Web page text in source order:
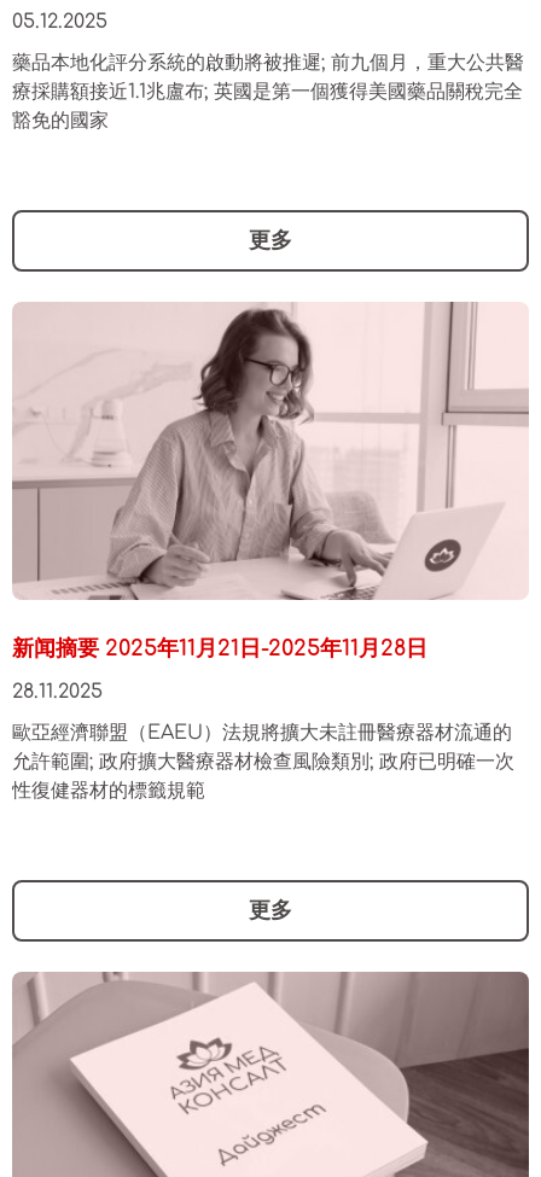
05.12.2025
藥品本地化評分系統的啟動將被推遲; 前九個月，重大公共醫
療採購額接近1.1兆盧布; 英國是第一個獲得美國藥品關稅完全
豁免的國家
更多
新闻摘要 2025年11月21日-2025年11月28日
28.11.2025
歐亞經濟聯盟（EAEU）法規將擴大未註冊醫療器材流通的
允許範圍; 政府擴大醫療器材檢查風險類別; 政府已明確一次
性復健器材的標籤規範
更多